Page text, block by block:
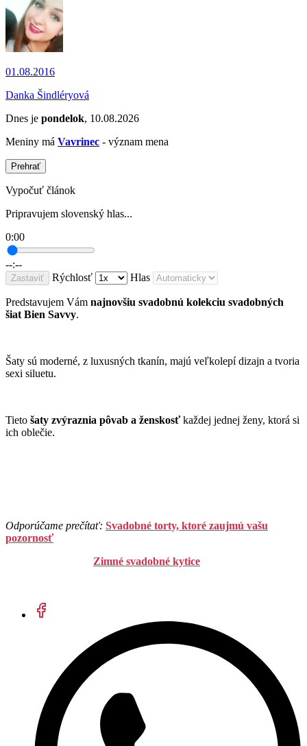
01.08.2016
Danka Šindléryová
Dnes je pondelok, 10.08.2026
Meniny má Vavrinec - význam mena
Prehrať
Vypočuť článok
Pripravujem slovenský hlas...
0:00
--:--
Zastaviť Rýchlosť Hlas
Predstavujem Vám najnovšiu svadobnú kolekciu svadobných
šiat Bien Savvy.
Šaty sú moderné, z luxusných tkanín, majú veľkolepí dizajn a tvoria
sexi siluetu.
Tieto šaty zvýraznia pôvab a ženskosťkaždej jednej ženy, ktorá si
ich oblečie.
Odporúčame prečítať: Svadobné torty, ktoré zaujmú vašu
pozornosť
Zimné svadobné kytice